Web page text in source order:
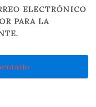
ELECTRÓNICO
PARA LA